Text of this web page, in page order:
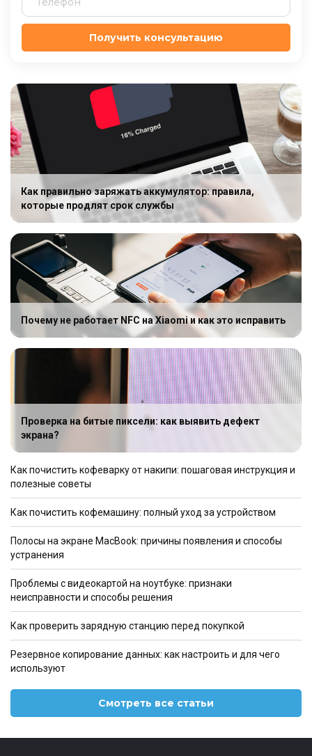
Получить консультацию
Как правильно заряжать аккумулятор: правила,
которые продлят срок службы
Почему не работает NFC на Xiaomi и как это исправить
Проверка на битые пиксели: как выявить дефект
экрана?
Как почистить кофеварку от накипи: пошаговая инструкция и
полезные советы
Как почистить кофемашину: полный уход за устройством
Полосы на экране MacBook: причины появления и способы
устранения
Проблемы с видеокартой на ноутбуке: признаки
неисправности и способы решения
Как проверить зарядную станцию перед покупкой
Резервное копирование данных: как настроить и для чего
используют
Смотреть все статьи